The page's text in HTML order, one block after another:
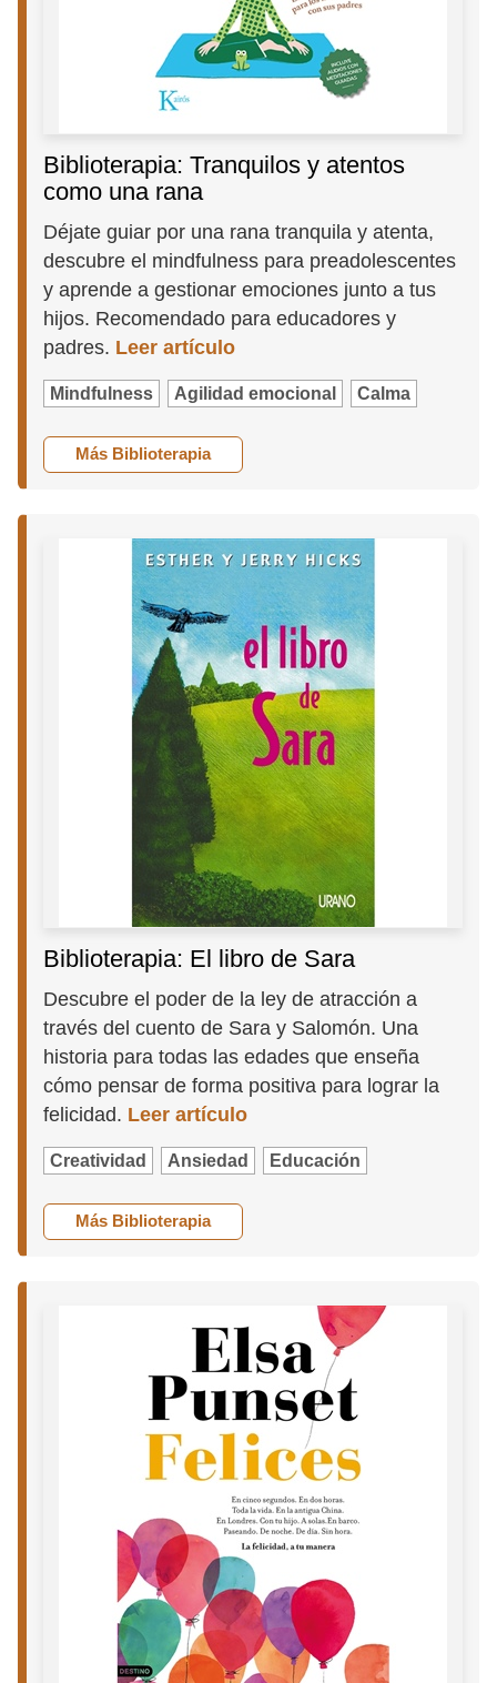
Biblioterapia: Tranquilos y atentos
como una rana
Déjate guiar por una rana tranquila y atenta,
descubre el mindfulness para preadolescentes
y aprende a gestionar emociones junto a tus
hijos. Recomendado para educadores y
padres. Leer artículo
Mindfulness Agilidad emocional Calma
Más Biblioterapia
Biblioterapia: El libro de Sara
Descubre el poder de la ley de atracción a
través del cuento de Sara y Salomón. Una
historia para todas las edades que enseña
cómo pensar de forma positiva para lograr la
felicidad. Leer artículo
Creatividad Ansiedad Educación
Más Biblioterapia